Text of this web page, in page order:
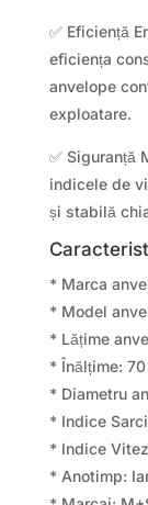
✅ Eficiență
eficiența
anvelope
exploatare.
✅ Siguranță
indicele de
și stabilă
* Marca
* Model
* Lățime
* Înălțime: 70
* Diametru
* Indice
* Indice
* Anotimp: